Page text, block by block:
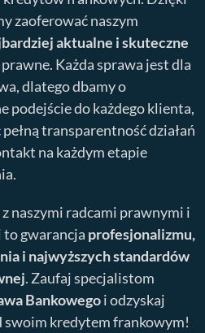
zaoferować naszym
aktualne i skuteczne
prawne. Każda sprawa jest dla
dlatego dbamy o
podejście do każdego klienta,
transparentność działań
na każdym etapie
naszymi radcami prawnymi i
gwarancja profesjonalizmu,
i najwyższych standardów
. Zaufaj specjalistom
Bankowegoi odzyskaj
swoim kredytem frankowym!